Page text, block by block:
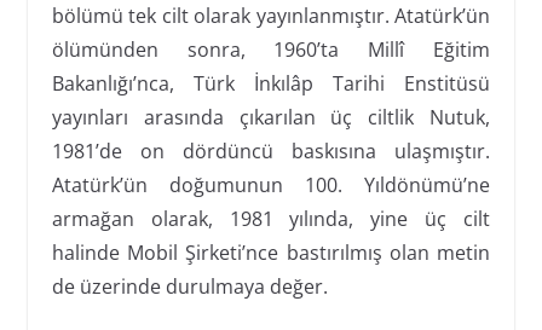
bölümü tek cilt olarak yayınlanmıştır. Atatürk’ün
ölümünden sonra, 1960’ta Millî Eğitim
Bakanlığı’nca, Türk İnkılâp Tarihi Enstitüsü
yayınları arasında çıkarılan üç ciltlik Nutuk,
1981’de on dördüncü baskısına ulaşmıştır.
Atatürk’ün doğumunun 100. Yıldönümü’ne
armağan olarak, 1981 yılında, yine üç cilt
halinde Mobil Şirketi’nce bastırılmış olan metin
de üzerinde durulmaya değer.